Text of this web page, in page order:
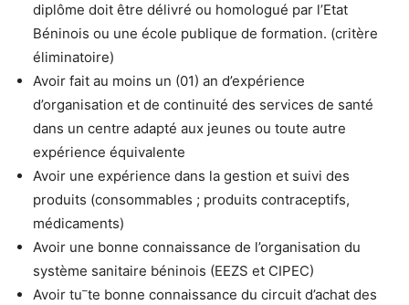
diplôme doit être délivré ou homologué par l’Etat
Béninois ou une école publique de formation. (critère
éliminatoire)
Avoir fait au moins un (01) an d’expérience
d’organisation et de continuité des services de santé
dans un centre adapté aux jeunes ou toute autre
expérience équivalente
Avoir une expérience dans la gestion et suivi des
produits (consommables ; produits contraceptifs,
médicaments)
Avoir une bonne connaissance de l’organisation du
système sanitaire béninois (EEZS et CIPEC)
Avoir tu–te bonne connaissance du circuit d’achat des